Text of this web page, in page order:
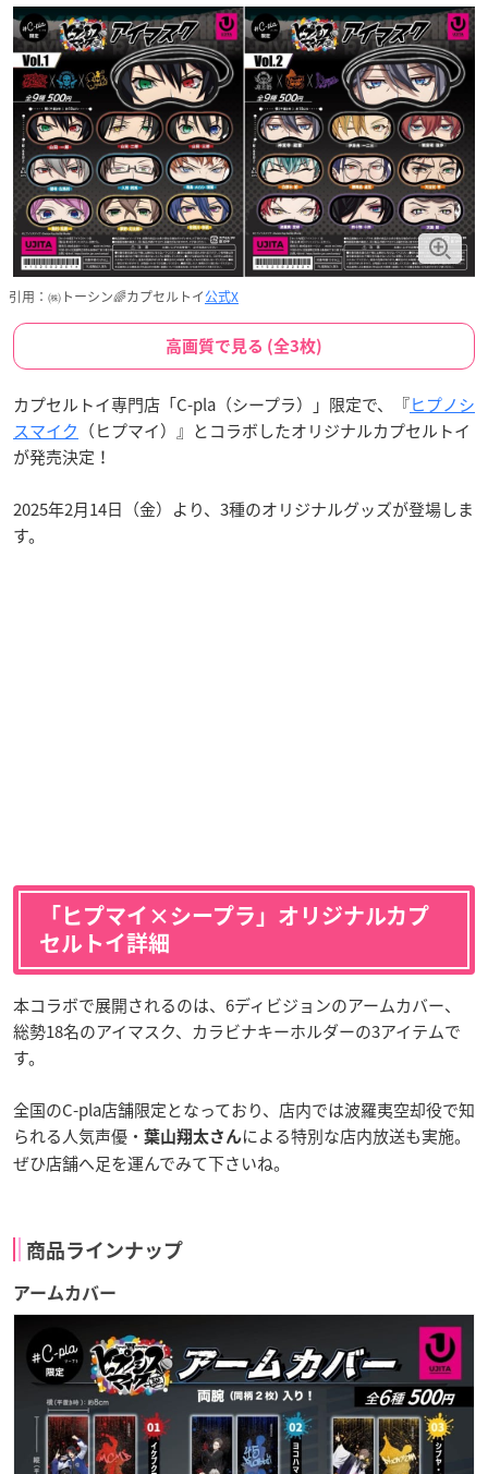
引用：㈱トーシン🌈カプセルトイ公式X
高画質で見る (全3枚)
カプセルトイ専門店「C-pla（シープラ）」限定で、『ヒプノシ
スマイク （ヒプマイ）』とコラボしたオリジナルカプセルトイ
が発売決定！
2025年2月14日（金）より、3種のオリジナルグッズが登場しま
す。
「ヒプマイ×シープラ」オリジナルカプ
セルトイ詳細
本コラボで展開されるのは、6ディビジョンのアームカバー、
総勢18名のアイマスク、カラビナキーホルダーの3アイテムで
す。
全国のC-pla店舗限定となっており、店内では波羅夷空却役で知
られる人気声優・ 葉山翔太さんによる特別な店内放送も実施。
ぜひ店舗へ足を運んでみて下さいね。
商品ラインナップ
アームカバー